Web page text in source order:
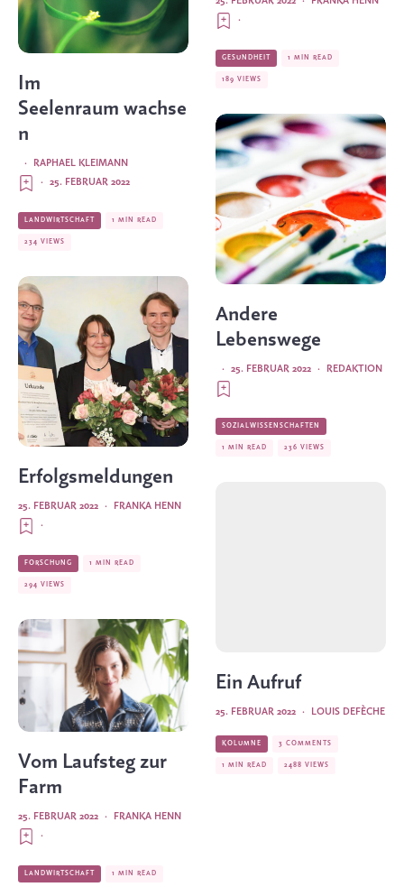
Im
Seelenraum wachse
n
RAPHAEL KLEIMANN
·
25. FEBRUAR 2022
·
LANDWIRTSCHAFT 1 MIN READ
234 VIEWS
Erfolgsmeldungen
FRANKA HENN
·
25. FEBRUAR 2022
·
FORSCHUNG 1 MIN READ
294 VIEWS
Vom Laufsteg zur
Farm
FRANKA HENN
·
25. FEBRUAR 2022
·
LANDWIRTSCHAFT 1 MIN READ
·
GESUNDHEIT 1 MIN READ
189 VIEWS
Andere
Lebenswege
REDAKTION
·
25. FEBRUAR 2022
·
SOZIALWISSENSCHAFTEN
1 MIN READ 236 VIEWS
Ein Aufruf
LOUIS DEFÈCHE
·
25. FEBRUAR 2022
KOLUMNE 3 COMMENTS
1 MIN READ 2488 VIEWS